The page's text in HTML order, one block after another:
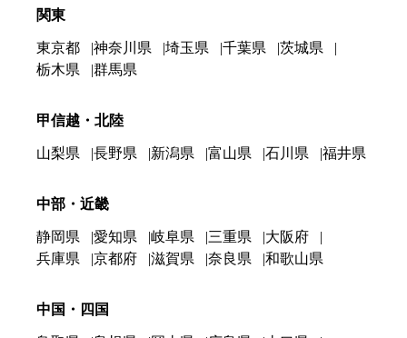
関東
東京都 神奈川県 埼玉県 千葉県
茨城県
栃木県
群馬県
甲信越・北陸
山梨県 長野県 新潟県 富山県 石川県 福井県
中部・近畿
静岡県 愛知県 岐阜県 三重県
大阪府
兵庫県
京都府 滋賀県 奈良県 和歌山県
中国・四国